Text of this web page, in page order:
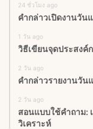
24 ชั่วโมง ago
คำกล่าวเปิดงานวัน
1 วัน ago
วิธีเขียนจุดประสงค์
2 วัน ago
คำกล่าวรายงานวัน
2 วัน ago
สอนแบบใช้คำถาม:
วิเคราะห์